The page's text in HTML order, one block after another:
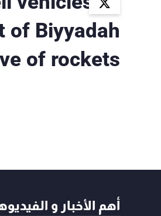
of Biyyadah
of rockets
أهم الأخبار و